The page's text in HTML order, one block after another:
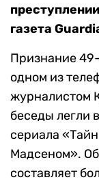
газета
Признание
одном из
журналистом
беседы легли
сериала
Мадсеном».
составляет